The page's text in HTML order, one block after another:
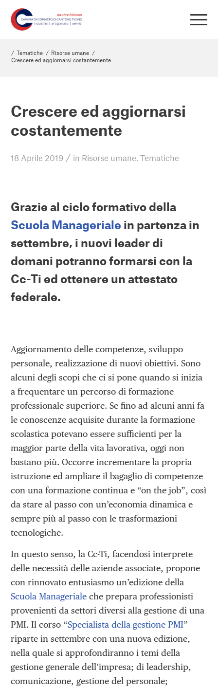
/ Tematiche / Risorse umane /
Crescere ed aggiornarsi costantemente
Crescere ed aggiornarsi
costantemente
18 Aprile 2019 / in Risorse umane,Tematiche
Grazie al ciclo formativo della
Scuola Manageriale in partenza in
settembre, i nuovi leader di
domani potranno formarsi con la
Cc-Ti ed ottenere un attestato
federale.
Aggiornamento delle competenze, sviluppo
personale, realizzazione di nuovi obiettivi. Sono
alcuni degli scopi che ci si pone quando si inizia
a frequentare un percorso di formazione
professionale superiore. Se fino ad alcuni anni fa
le conoscenze acquisite durante la formazione
scolastica potevano essere sufficienti per la
maggior parte della vita lavorativa, oggi non
bastano più. Occorre incrementare la propria
istruzione ed ampliare il bagaglio di competenze
con una formazione continua e “on the job”, così
da stare al passo con un’economia dinamica e
sempre più al passo con le trasformazioni
tecnologiche.
In questo senso, la Cc-Ti, facendosi interprete
delle necessità delle aziende associate, propone
con rinnovato entusiasmo un’edizione della
Scuola Manageriale che prepara professionisti
provenienti da settori diversi alla gestione di una
PMI. Il corso “Specialista della gestione PMI”
riparte in settembre con una nuova edizione,
nella quale si approfondiranno i temi della
gestione generale dell’impresa; di leadership,
comunicazione, gestione del personale;